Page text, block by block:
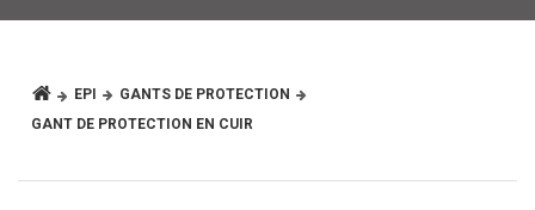
EPI
GANTS DE PROTECTION
GANT DE PROTECTION EN CUIR